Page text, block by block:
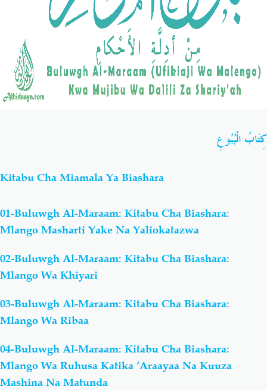
Akhlaaq-Aadaab Raqaaiq
Familia-Jamii Maswali-Majibu
Chemsha Bongo Vitabu
كِتَابُ الْبُيُوعِ
Kitabu Cha Miamala Ya Biashara
01-Buluwgh Al-Maraam: Kitabu Cha Biashara:
Mlango Masharti Yake Na Yaliokatazwa
02-Buluwgh Al-Maraam: Kitabu Cha Biashara:
Mlango Wa Khiyari
03-Buluwgh Al-Maraam: Kitabu Cha Biashara:
Mlango Wa Ribaa
04-Buluwgh Al-Maraam: Kitabu Cha Biashara:
Mlango Wa Ruhusa Katika ‘Araayaa Na Kuuza
Mashina Na Matunda